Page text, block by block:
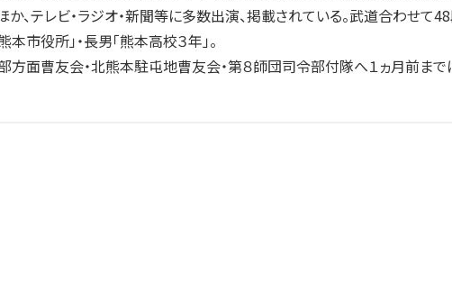
、テレビ・ラジオ・新聞等に多数出演、掲載されている。武道合わせて48
本市役所」・長男「熊本高校３年」。
面曹友会・北熊本駐屯地曹友会・第８師団司令部付隊へ１ヵ月前までに